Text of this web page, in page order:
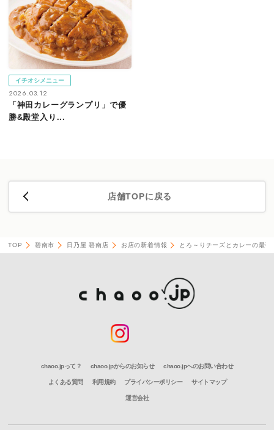
イチオシメニュー
2026.03.12
「神田カレーグランプリ」で優
勝&殿堂入り...
店舗TOPに戻る
TOP 碧南市 日乃屋 碧南店 お店の新着情報 とろ～りチーズとカレーの最
chaoo.jpって？ chaoo.jpからのお知らせ chaoo.jpへのお問い合わせ
よくある質問 利用規約 プライバシーポリシー サイトマップ
運営会社